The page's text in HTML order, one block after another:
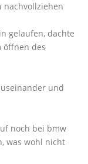
nachvollziehen
gelaufen, dachte
öffnen des
und
noch bei bmw
was wohl nicht